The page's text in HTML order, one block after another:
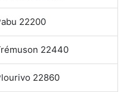
22200
22440
22860